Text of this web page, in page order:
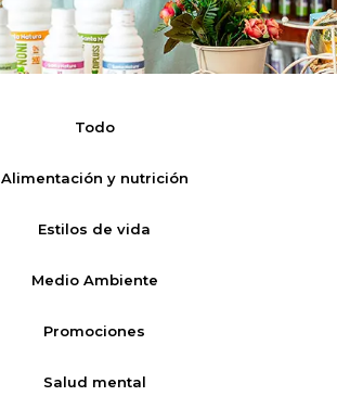
Todo
Alimentación y nutrición
Estilos de vida
Medio Ambiente
Promociones
Salud mental